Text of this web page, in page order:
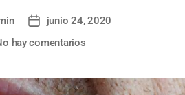
Fechajunio 24, 2020
hay comentariosen
y